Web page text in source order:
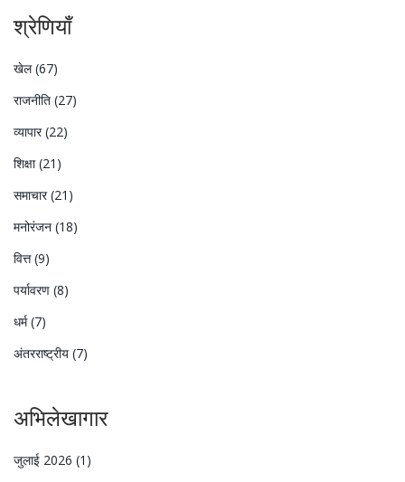
श्रेणियाँ
खेल(67)
राजनीति (27)
व्यापार(22)
शिक्षा(21)
समाचार(21)
मनोरंजन (18)
वित्त(9)
पर्यावरण (8)
धर्म(7)
अंतरराष्ट्रीय (7)
अभिलेखागार
जुलाई 2026 (1)